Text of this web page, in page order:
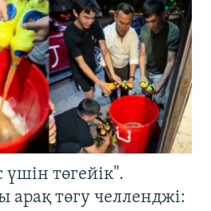
үшін төгейік".
арақ төгу челленджі: